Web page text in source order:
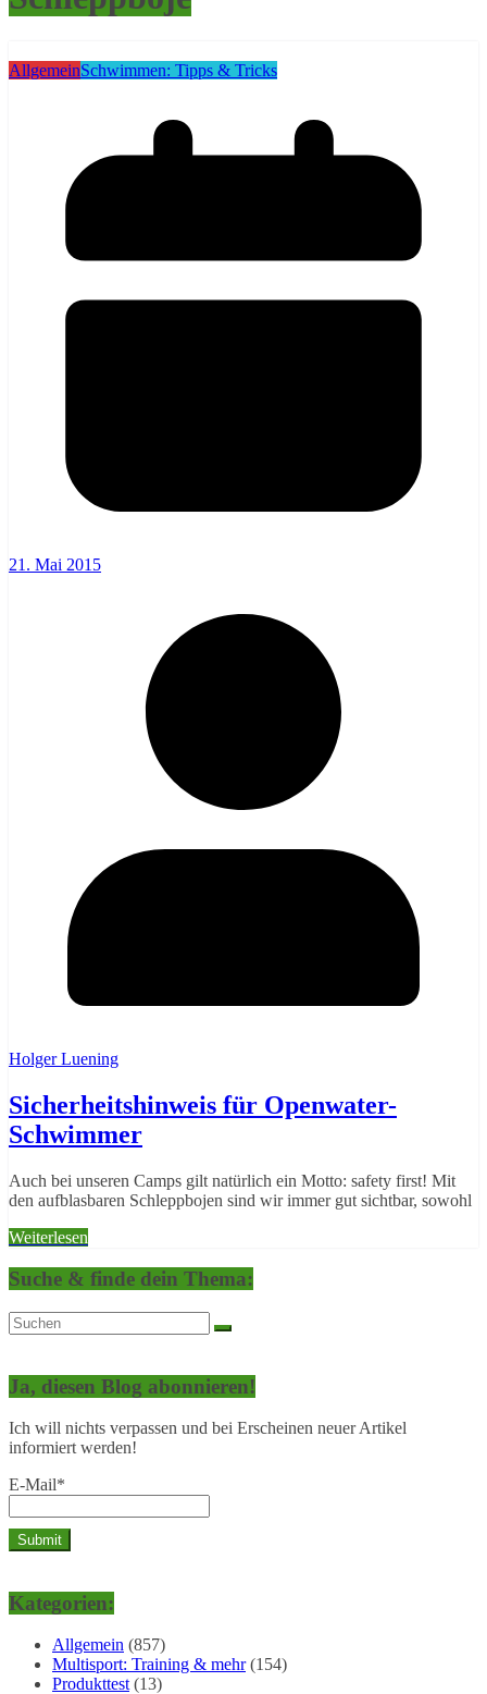
AllgemeinSchwimmen: Tipps & Tricks
21. Mai 2015
Holger Luening
Sicherheitshinweis für Openwater-
Schwimmer
Auch bei unseren Camps gilt natürlich ein Motto: safety first! Mit
den aufblasbaren Schleppbojen sind wir immer gut sichtbar, sowohl
Weiterlesen
Suche & finde dein Thema:
Ja, diesen Blog abonnieren!
Ich will nichts verpassen und bei Erscheinen neuer Artikel
informiert werden!
E-Mail*
Kategorien:
Allgemein (857)
Multisport: Training & mehr(154)
Produkttest(13)